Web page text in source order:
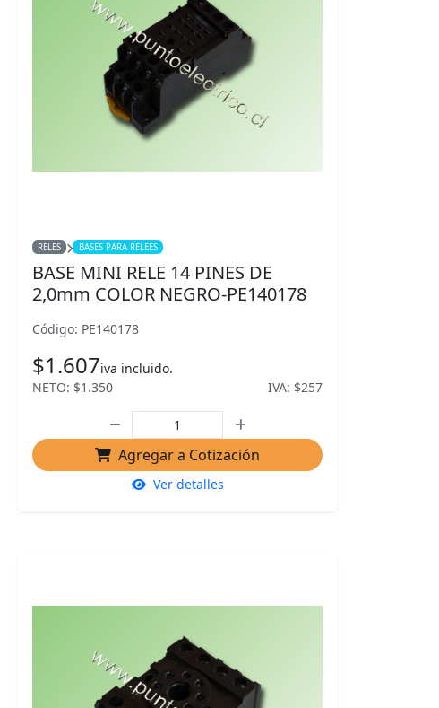
RELES BASES PARA RELEES
BASE MINI RELE 14 PINES DE
2,0mm COLOR NEGRO-PE140178
Código: PE140178
$1.607iva incluido.
NETO: $1.350
IVA: $257
Agregar a Cotización
Ver detalles